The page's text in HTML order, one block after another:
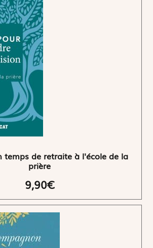
temps de retraite à l'école de la
prière
9,90€